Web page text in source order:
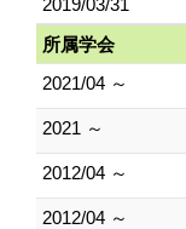
2019/03/31
所属学会
2021/04 ～
2021 ～
2012/04 ～
2012/04 ～